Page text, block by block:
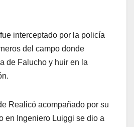
interceptado por la policía
del campo donde
de Falucho y huir en la
Realicó acompañado por su
en Ingeniero Luiggi se dio a